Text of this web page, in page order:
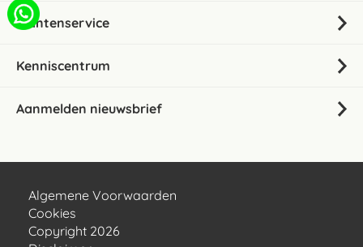
Klantenservice
Kenniscentrum
Aanmelden nieuwsbrief
Algemene Voorwaarden
Cookies
Copyright 2026